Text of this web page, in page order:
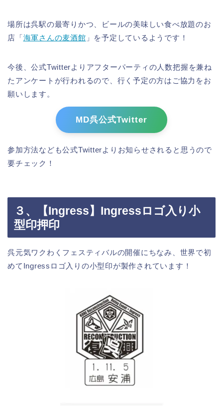
場所は呉駅の最寄りかつ、ビールの美味しい食べ放題のお
店「 海軍さんの麦酒館 」を予定しているようです！
今後、公式Twitterよりアフターパーティの人数把握を兼ね
たアンケートが行われるので、行く予定の方はご協力をお
願いします。
MD呉公式Twitter
参加方法なども公式Twitterよりお知らせされると思うので
要チェック！
３、【Ingress】Ingressロゴ入り小
型印押印
呉元気ワクわくフェスティバルの開催にちなみ、世界で初
めてIngressロゴ入りの小型印が製作されています！